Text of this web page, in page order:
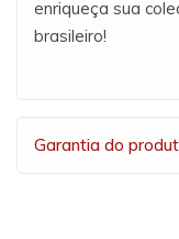
enriqueça sua
brasileiro!
Garantia do